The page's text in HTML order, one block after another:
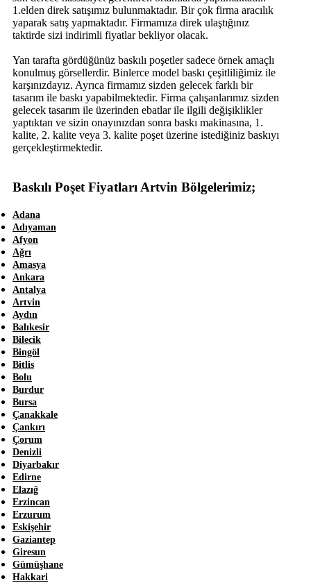
1.elden direk satışımız bulunmaktadır. Bir çok firma aracılık
yaparak satış yapmaktadır. Firmamıza direk ulaştığınız
taktirde sizi indirimli fiyatlar bekliyor olacak.
Yan tarafta gördüğünüz baskılı poşetler sadece örnek amaçlı
konulmuş görsellerdir. Binlerce model baskı çeşitliliğimiz ile
karşınızdayız. Ayrıca firmamız sizden gelecek farklı bir
tasarım ile baskı yapabilmektedir. Firma çalışanlarımız sizden
gelecek tasarım ile üzerinden ebatlar ile ilgili değişiklikler
yaptıktan ve sizin onayınızdan sonra baskı makinasına, 1.
kalite, 2. kalite veya 3. kalite poşet üzerine istediğiniz baskıyı
gerçekleştirmektedir.
Baskılı Poşet Fiyatları Artvin Bölgelerimiz;
Adana
Adıyaman
Afyon
Ağrı
Amasya
Ankara
Antalya
Artvin
Aydın
Balıkesir
Bilecik
Bingöl
Bitlis
Bolu
Burdur
Bursa
Çanakkale
Çankırı
Çorum
Denizli
Diyarbakır
Edirne
Elazığ
Erzincan
Erzurum
Eskişehir
Gaziantep
Giresun
Gümüşhane
Hakkari